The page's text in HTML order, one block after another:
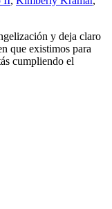
y deja claro
que existimos para
cumpliendo el